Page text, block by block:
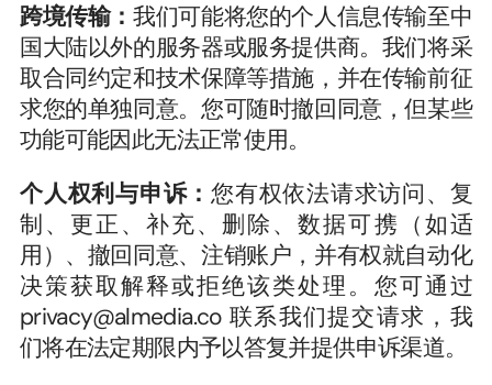
跨境传输：我们可能将您的个人信息传输至中
国大陆以外的服务器或服务提供商。我们将采
取合同约定和技术保障等措施，并在传输前征
求您的单独同意。您可随时撤回同意，但某些
功能可能因此无法正常使用。
个人权利与申诉：您有权依法请求访问、复
制、更正、补充、删除、数据可携（如适
用）、撤回同意、注销账户，并有权就自动化
决策获取解释或拒绝该类处理。您可通过
privacy@almedia.co 联系我们提交请求，我
们将在法定期限内予以答复并提供申诉渠道。